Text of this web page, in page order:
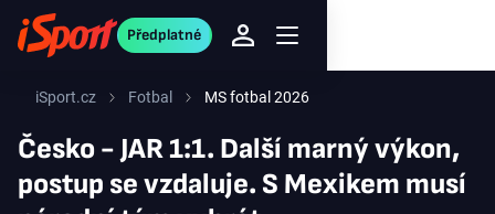
Předplatné
iSport.cz Fotbal MS fotbal 2026
Česko - JAR 1:1. Další marný výkon,
postup se vzdaluje. S Mexikem musí